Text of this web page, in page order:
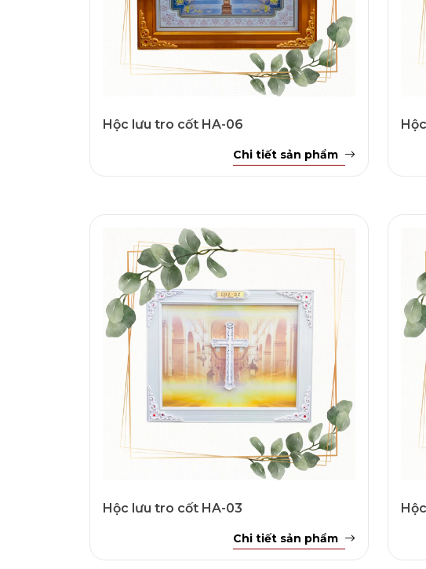
Hộc lưu tro cốt HA-06
Chi tiết sản phẩm
Hộc lưu tro cốt HA-03
Chi tiết sản phẩm